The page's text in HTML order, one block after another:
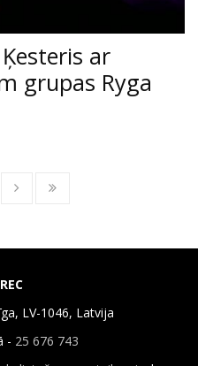
ar
grupas Ryga
LV-1046, Latvija
- 25 676 743